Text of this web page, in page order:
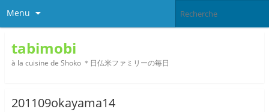
Menu
tabimobi
à la cuisine de Shoko ＊日仏米ファミリーの毎日
201109okayama14